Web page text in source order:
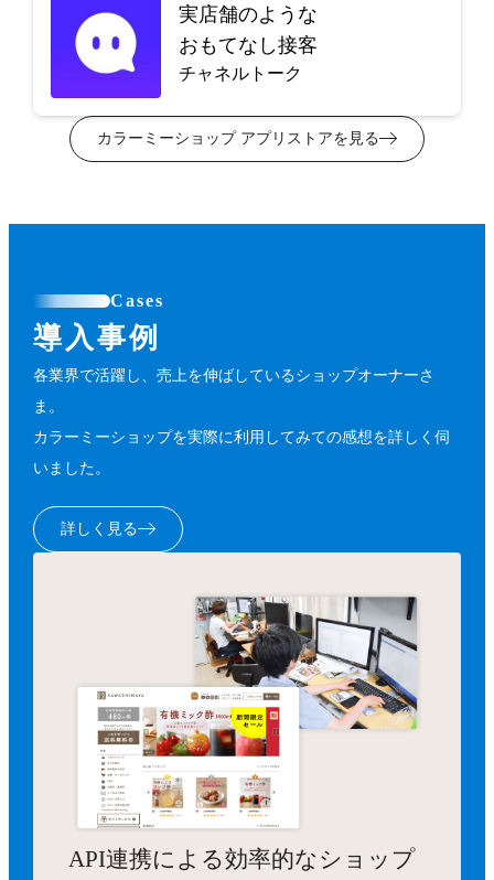
実店舗のような
おもてなし接客
チャネルトーク
カラーミーショップ アプリストアを見る
Cases
導入事例
各業界で活躍し、売上を伸ばしているショップオーナーさ
ま。
カラーミーショップを実際に利用してみての感想を詳しく伺
いました。
詳しく見る
API連携による効率的なショップ